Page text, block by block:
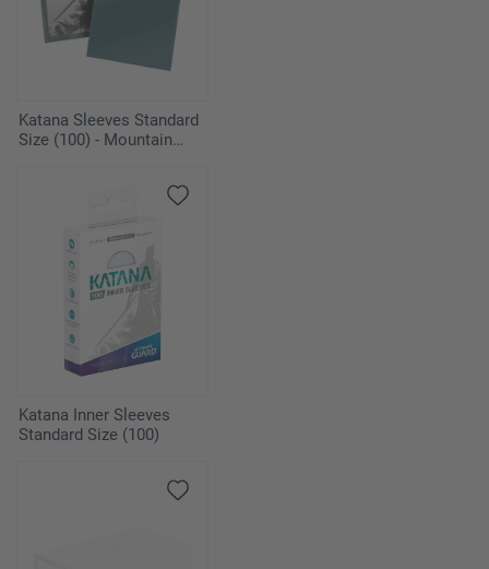
Katana Sleeves Standard
Size (100) - Mountain
Katana Inner Sleeves
Standard Size (100)